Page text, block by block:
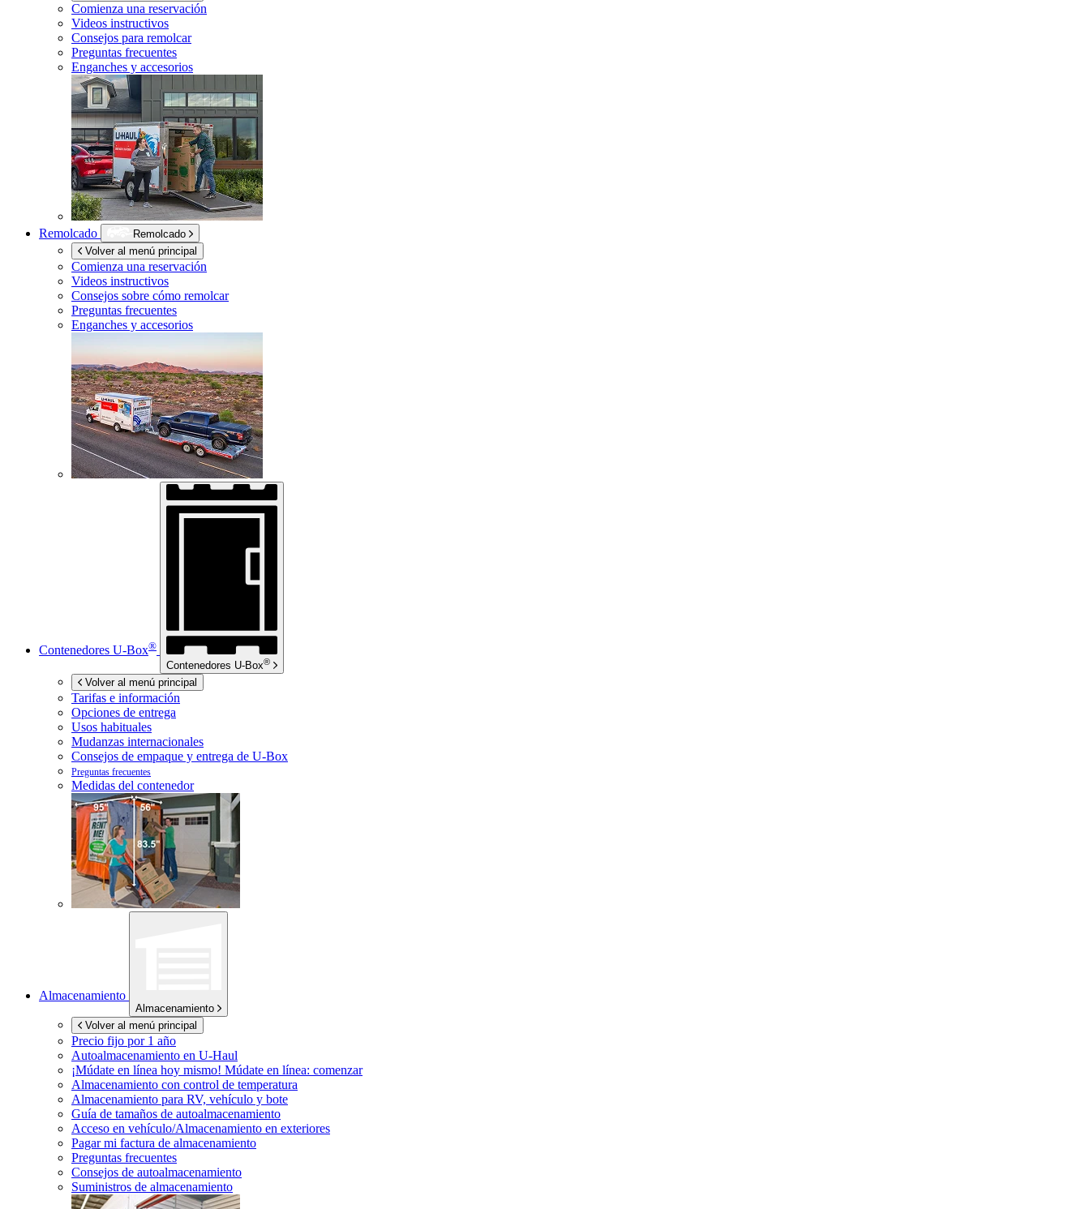
Comienza una reservación
Videos instructivos
Consejos para remolcar
Preguntas frecuentes
Enganches y accesorios
Remolcado
Remolcado
Volver al menú principal
Comienza una reservación
Videos instructivos
Consejos sobre cómo remolcar
Preguntas frecuentes
Enganches y accesorios
Contenedores U-Box®
Contenedores U-Box®
Volver al menú principal
Tarifas e información
Opciones de entrega
Usos habituales
Mudanzas internacionales
Consejos de empaque y entrega de U-Box
Preguntas frecuentes
Medidas del contenedor
Almacenamiento
Almacenamiento
Volver al menú principal
Precio fijo por 1 año
Autoalmacenamiento en U-Haul
¡Múdate en línea hoy mismo! Múdate en línea: comenzar
Almacenamiento con control de temperatura
Almacenamiento para RV, vehículo y bote
Guía de tamaños de autoalmacenamiento
Acceso en vehículo/Almacenamiento en exteriores
Pagar mi factura de almacenamiento
Preguntas frecuentes
Consejos de autoalmacenamiento
Suministros de almacenamiento